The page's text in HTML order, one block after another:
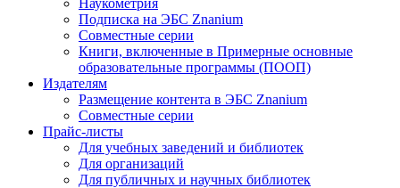
Наукометрия
Подписка на ЭБС Znanium
Совместные серии
Книги, включенные в Примерные основные
образовательные программы (ПООП)
Издателям
Размещение контента в ЭБС Znanium
Совместные серии
Прайс-листы
Для учебных заведений и библиотек
Для организаций
Для публичных и научных библиотек